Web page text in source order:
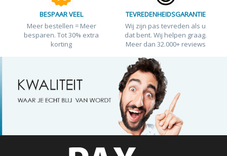
BESPAAR VEEL
Meer bestellen = Meer
besparen. Tot 30% extra
korting
TEVREDENHEIDSGARANTIE
Wij zijn pas tevreden als u
dat bent. Wij helpen graag.
Meer dan 32.000+ reviews